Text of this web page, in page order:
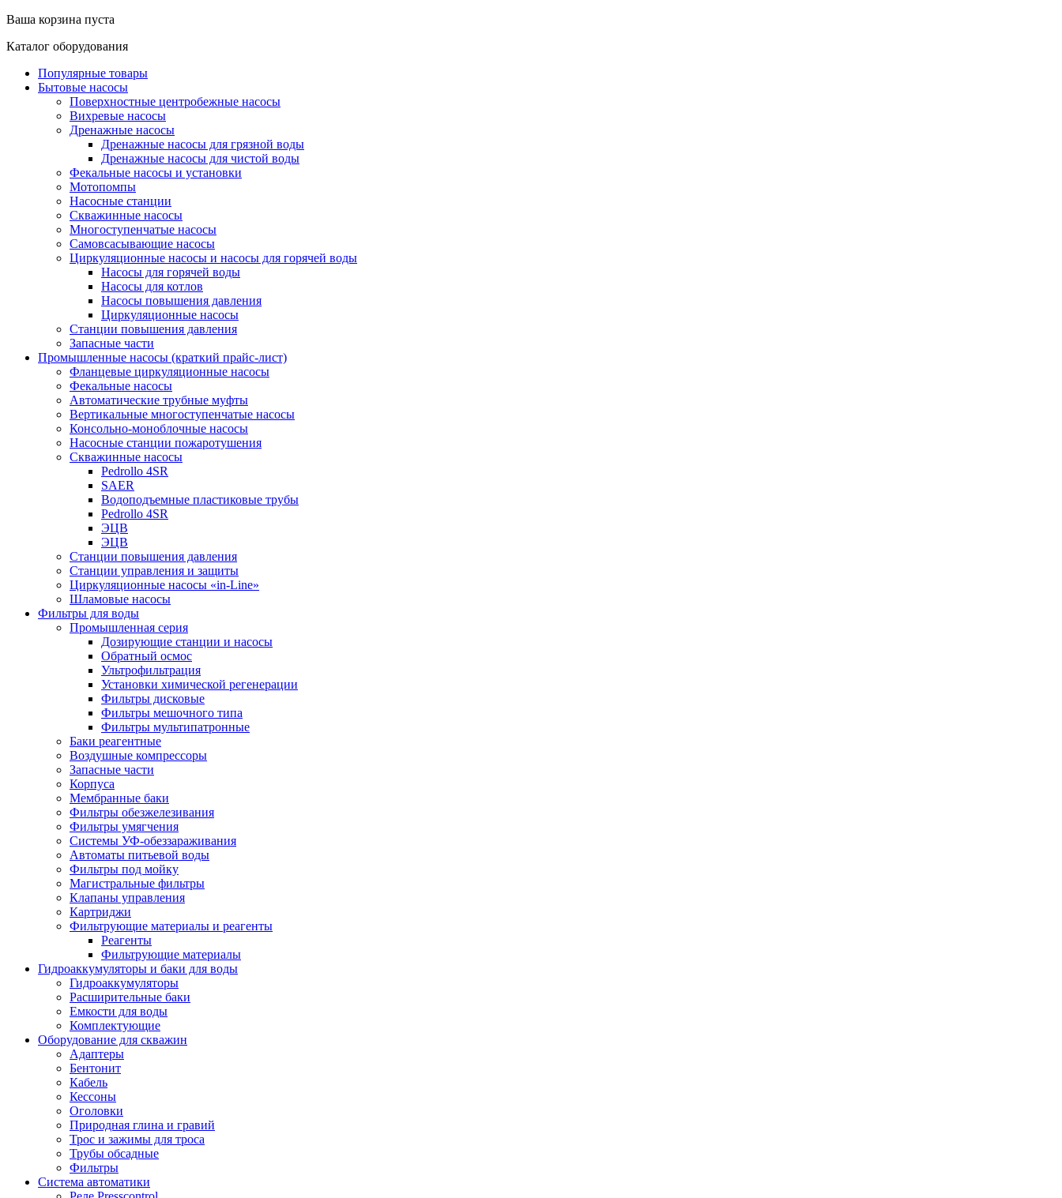
Ваша корзина пуста
Каталог оборудования
Популярные товары
Бытовые насосы
Поверхностные центробежные насосы
Вихревые насосы
Дренажные насосы
Дренажные насосы для грязной воды
Дренажные насосы для чистой воды
Фекальные насосы и установки
Мотопомпы
Насосные станции
Скважинные насосы
Многоступенчатые насосы
Самовсасывающие насосы
Циркуляционные насосы и насосы для горячей воды
Насосы для горячей воды
Насосы для котлов
Насосы повышения давления
Циркуляционные насосы
Станции повышения давления
Запасные части
Промышленные насосы (краткий прайс-лист)
Фланцевые циркуляционные насосы
Фекальные насосы
Автоматические трубные муфты
Вертикальные многоступенчатые насосы
Консольно-моноблочные насосы
Насосные станции пожаротушения
Скважинные насосы
Pedrollo 4SR
SAER
Водоподъемные пластиковые трубы
Pedrollo 4SR
ЭЦВ
ЭЦВ
Станции повышения давления
Станции управления и защиты
Циркуляционные насосы «in-Line»
Шламовые насосы
Фильтры для воды
Промышленная серия
Дозирующие станции и насосы
Обратный осмос
Ультрофильтрация
Установки химической регенерации
Фильтры дисковые
Фильтры мешочного типа
Фильтры мультипатронные
Баки реагентные
Воздушные компрессоры
Запасные части
Корпуса
Мембранные баки
Фильтры обезжелезивания
Фильтры умягчения
Системы УФ-обеззараживания
Автоматы питьевой воды
Фильтры под мойку
Магистральные фильтры
Клапаны управления
Картриджи
Фильтрующие материалы и реагенты
Реагенты
Фильтрующие материалы
Гидроаккумуляторы и баки для воды
Гидроаккумуляторы
Расширительные баки
Емкости для воды
Комплектующие
Оборудование для скважин
Адаптеры
Бентонит
Кабель
Кессоны
Оголовки
Природная глина и гравий
Трос и зажимы для троса
Трубы обсадные
Фильтры
Система автоматики